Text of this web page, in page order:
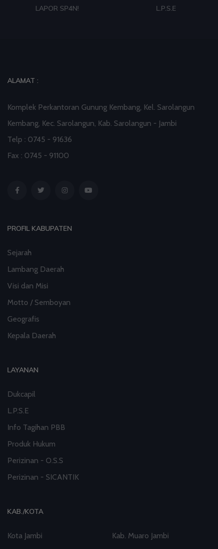
03 Aug 2026 09:42
Makna Keberagaman
03 Aug 2026 08:52 artikel
LAPOR SP4N! L.P.S.E
ALAMAT :
Komplek Perkantoran Gunung Kembang, Kel. Sarolangun
Kembang, Kec. Sarolangun, Kab. Sarolangun - Jambi
Telp : 0745 - 91636
Fax : 0745 - 91100
PROFIL KABUPATEN
Sejarah
Lambang Daerah
Visi dan Misi
Motto / Semboyan
Geografis
Kepala Daerah
LAYANAN
Dukcapil
L.P.S.E
Info Tagihan PBB
Produk Hukum
Perizinan - O.S.S
Perizinan - SICANTIK
KAB./KOTA
Kota Jambi
Kab. Muaro Jambi